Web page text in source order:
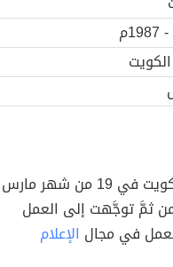
ولدت هنادي الكندري في العاصمة الكويت في 19 من شهر مارس
من ثمَّ توجَّهت إلى العمل
في مجال الإعلام